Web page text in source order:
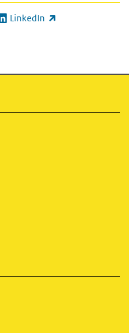
LinkedIn
link)